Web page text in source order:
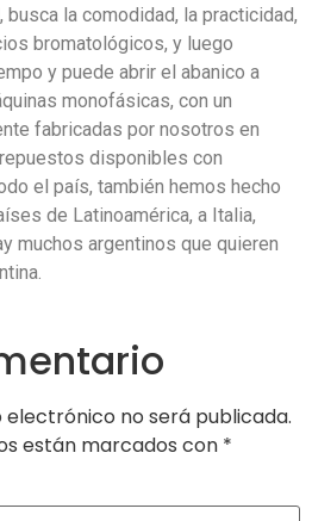
busca la comodidad, la practicidad,
bromatológicos, y luego
y puede abrir el abanico a
monofásicas, con un
fabricadas por nosotros en
disponibles con
el país, también hemos hecho
de Latinoamérica, a Italia,
muchos argentinos que quieren
no será publicada.
están marcados con *